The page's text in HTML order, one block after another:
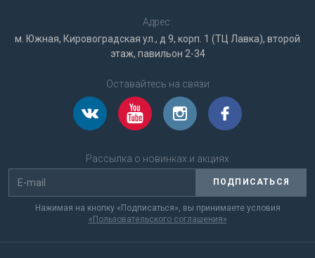
Адрес:
м. Южная, Кировоградская ул., д 9, корп. 1 (ТЦ Лавка), второй
этаж, павильон 2-34
Оставайтесь на связи
Рассылка о новинках и акциях
ПОДПИСАТЬСЯ
Нажимая на кнопку «Подписаться», вы принимаете условия
«Пользовательского соглашения»